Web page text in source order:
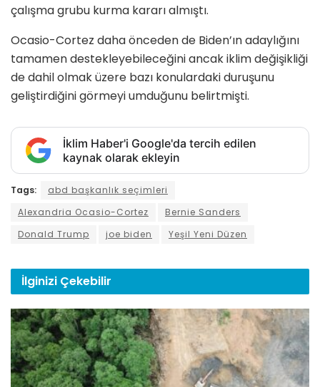
çalışma grubu kurma kararı almıştı.
Ocasio-Cortez daha önceden de Biden’ın adaylığını
tamamen destekleyebileceğini ancak iklim değişikliği
de dahil olmak üzere bazı konulardaki duruşunu
geliştirdiğini görmeyi umduğunu belirtmişti.
İklim Haber'i Google'da tercih edilen
kaynak olarak ekleyin
Tags:
abd başkanlık seçimleri
Alexandria Ocasio-Cortez
Bernie Sanders
Donald Trump
joe biden Yeşil Yeni Düzen
İlginizi Çekebilir